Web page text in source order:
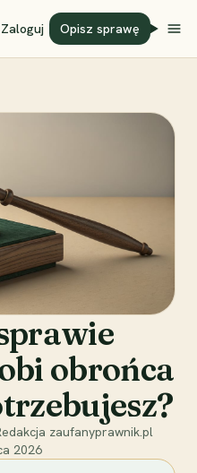
Zaloguj Opisz sprawę
obrońca
zaufanyprawnik.pl
2026